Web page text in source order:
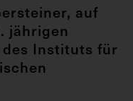
auf
jährigen
Instituts für